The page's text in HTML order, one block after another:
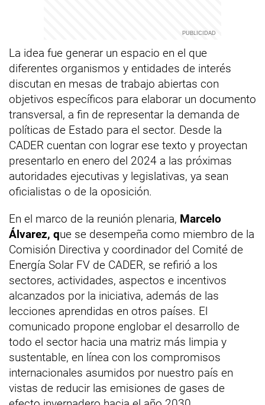
La idea fue generar un espacio en el que
diferentes organismos y entidades de interés
discutan en mesas de trabajo abiertas con
objetivos específicos para elaborar un documento
transversal, a fin de representar la demanda de
políticas de Estado para el sector. Desde la
CADER cuentan con lograr ese texto y proyectan
presentarlo en enero del 2024 a las próximas
autoridades ejecutivas y legislativas, ya sean
oficialistas o de la oposición.
En el marco de la reunión plenaria, Marcelo
Álvarez, que se desempeña como miembro de la
Comisión Directiva y coordinador del Comité de
Energía Solar FV de CADER, se refirió a los
sectores, actividades, aspectos e incentivos
alcanzados por la iniciativa, además de las
lecciones aprendidas en otros países. El
comunicado propone englobar el desarrollo de
todo el sector hacia una matriz más limpia y
sustentable, en línea con los compromisos
internacionales asumidos por nuestro país en
vistas de reducir las emisiones de gases de